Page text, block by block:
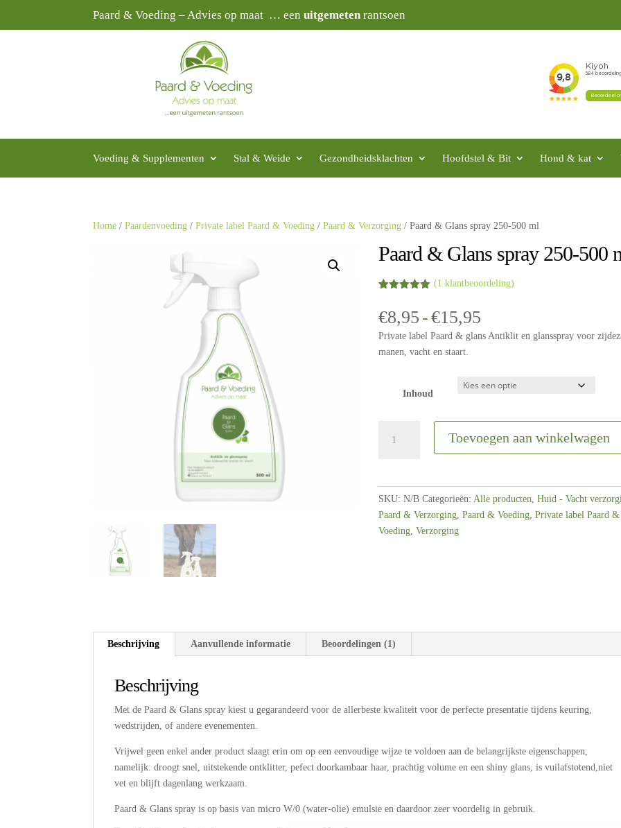
Paard & Voeding – Advies op maat … eenuitgemetenrantsoen
Voeding & Supplementen Stal & Weide Gezondheidsklachten Hoofdstel & Bit Hond & kat
Home /Paardenvoeding /Private label Paard & Voeding /Paard & Verzorging / Paard & Glans spray 250-500 ml
Paard & Glans spray 250-500
gebaseerd
klant
waardering
(1 klantbeoordeling)
€8,95 -€15,95
€8,95
Private label Paard & glans Antiklit en glansspray voor
manen, vacht en staart.
Inhoud
Toevoegen aan winkelwagen
SKU:N/B Categorieën: Alle producten ,Huid - Vacht
Paard & Verzorging ,Paard & Voeding ,Private label Paard &
Voeding ,Verzorging
Beschrijving Aanvullende informatie Beoordelingen (1)
Beschrijving
Met de Paard & Glans spray kiest u gegarandeerd voor de allerbeste kwaliteit voor de perfecte presentatie tijdens keuring,
wedstrijden, of andere evenementen.
Vrijwel geen enkel ander product slaagt erin om op een eenvoudige wijze te voldoen aan de belangrijkste eigenschappen,
namelijk: droogt snel, uitstekende ontklitter, pefect doorkambaar haar, prachtig volume en een shiny glans, is vuilafstotend,niet
vet en blijft dagenlang werkzaam.
Paard & Glans spray is op basis van micro W/0 (water-olie) emulsie en daardoor zeer voordelig in gebruik.